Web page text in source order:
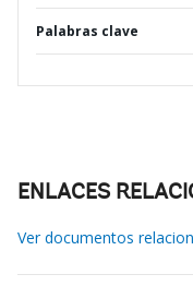
Palabras clave
ENLACES
Ver documentos